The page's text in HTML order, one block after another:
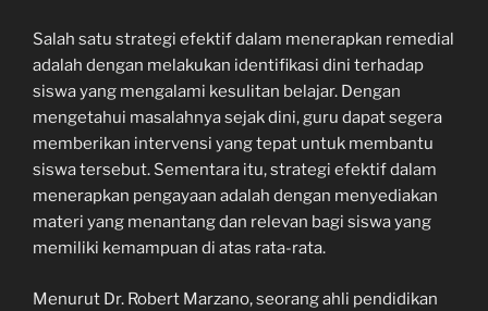
Salah satu strategi efektif dalam menerapkan remedial
adalah dengan melakukan identifikasi dini terhadap
siswa yang mengalami kesulitan belajar. Dengan
mengetahui masalahnya sejak dini, guru dapat segera
memberikan intervensi yang tepat untuk membantu
siswa tersebut. Sementara itu, strategi efektif dalam
menerapkan pengayaan adalah dengan menyediakan
materi yang menantang dan relevan bagi siswa yang
memiliki kemampuan di atas rata-rata.
Menurut Dr. Robert Marzano, seorang ahli pendidikan